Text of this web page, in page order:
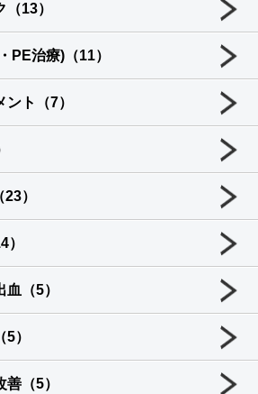
13）
PE治療)（11）
ト（7）
）
（5）
）
（5）